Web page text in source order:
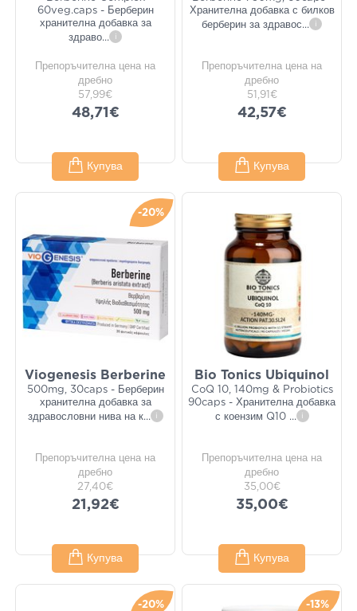
60veg.caps - Берберин
хранителна добавка за
здраво... i
Препоръчителна цена на
дребно
57,99€
48,71€
Купува
Хранителна добавка с билков
берберин за здравос... i
Препоръчителна цена на
дребно
51,91€
42,57€
Купува
-20%
Viogenesis Berberine
500mg, 30caps - Берберин
хранителна добавка за
здравословни нива на к... i
Препоръчителна цена на
дребно
27,40€
21,92€
Купува
Bio Tonics Ubiquinol
CoQ 10, 140mg & Probiotics
90caps - Хранителна добавка
с коензим Q10 ... i
Препоръчителна цена на
дребно
35,00€
35,00€
Купува
-20% -13%